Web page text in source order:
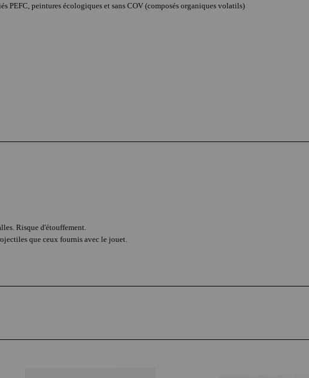
PEFC, peintures écologiques et sans COV (composés organiques volatils)
Risque d'étouffement.
que ceux fournis avec le jouet.